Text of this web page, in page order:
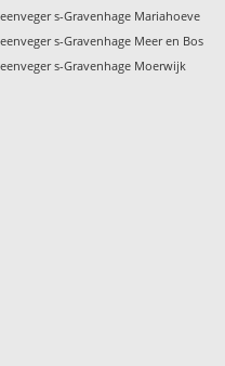
s-Gravenhage Mariahoeve
s-Gravenhage Meer en Bos
s-Gravenhage Moerwijk